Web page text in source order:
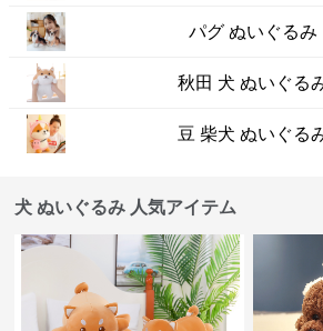
パグ ぬいぐるみ
秋田 犬 ぬいぐる
豆 柴犬 ぬいぐる
犬 ぬいぐるみ 人気アイテム